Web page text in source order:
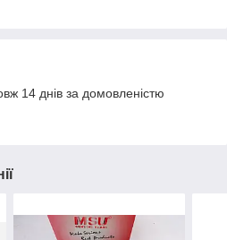
14 днів за домовленістю